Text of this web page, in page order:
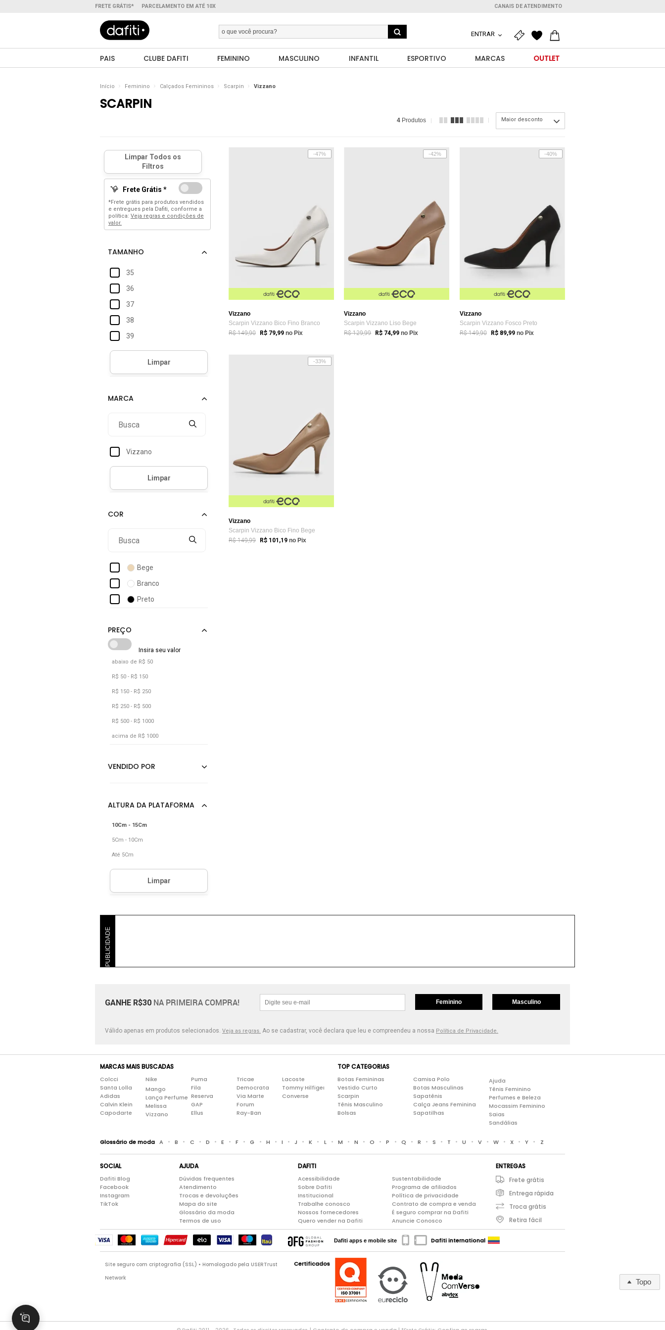
FRETE GRÁTIS* PARCELAMENTO EM ATÉ 10X CANAIS DE ATENDIMENTO
ENTRAR
PAIS CLUBE DAFITI FEMININO MASCULINO INFANTIL ESPORTIVO MARCAS OUTLET
Início Feminino Calçados Femininos Scarpin Vizzano
SCARPIN
4 Produtos Maior desconto
Frete Grátis *
*Frete grátis para produtos vendidos
e entregues pela Dafiti, conforme a
política: Veja regras e condições de
valor.
35
36
37
38
39
Vizzano
Bege
Branco
Preto
abaixo de R$ 50
R$ 50 - R$ 150
R$ 150 - R$ 250
R$ 250 - R$ 500
R$ 500 - R$ 1000
acima de R$ 1000
10Cm - 15Cm
5Cm - 10Cm
Até 5Cm
-47%
Vizzano
Scarpin Vizzano Bico Fino Branco
R$ 149,90 R$ 79,99 no Pix
-42%
Vizzano
Scarpin Vizzano Liso Bege
R$ 129,99 R$ 74,99 no Pix
-40%
Vizzano
Scarpin Vizzano Fosco Preto
R$ 149,90 R$ 89,99 no Pix
-33%
Vizzano
Scarpin Vizzano Bico Fino Bege
R$ 149,99 R$ 101,19 no Pix
PUBLICIDADE
Topo
GANHE R$30 NA PRIMEIRA COMPRA! Feminino Masculino
Válido apenas em produtos selecionados. Veja as regras. Ao se cadastrar, você declara que leu e compreendeu a nossa Política de Privacidade.
MARCAS MAIS BUSCADAS
Colcci
Santa Lolla
Adidas
Calvin Klein
Capodarte
Nike
Mango
Lança Perfume
Melissa
Vizzano
Puma
Fila
Reserva
GAP
Ellus
Tricae
Democrata
Via Marte
Forum
Ray-Ban
Lacoste
Tommy Hilfiger
Converse
TOP CATEGORIAS
Botas Femininas
Vestido Curto
Scarpin
Tênis Masculino
Bolsas
Camisa Polo
Botas Masculinas
Sapatênis
Calça Jeans Feminina
Sapatilhas
Ajuda
Tênis Feminino
Perfumes e Beleza
Mocassim Feminino
Saias
Sandálias
Glossário de moda A • B • C • D • E • F • G • H • I • J • K • L • M • N • O • P • Q • R • S • T • U • V • W • X • Y • Z
SOCIAL
Dafiti Blog
Facebook
Instagram
TikTok
AJUDA
Dúvidas frequentes
Atendimento
Trocas e devoluções
Mapa do site
Glossário da moda
Termos de uso
DAFITI
Acessibilidade
Sobre Dafiti
Institucional
Trabalhe conosco
Nossos fornecedores
Quero vender na Dafiti
Sustentabilidade
Programa de afiliados
Política de privacidade
Contrato de compra e venda
É seguro comprar na Dafiti
Anuncie Conosco
ENTREGAS
Frete grátis
Entrega rápida
Troca grátis
Retira fácil
Dafiti apps e mobile site Dafiti international
Site seguro com criptografia (SSL) • Homologado pela USERTrust
Network
Certificados